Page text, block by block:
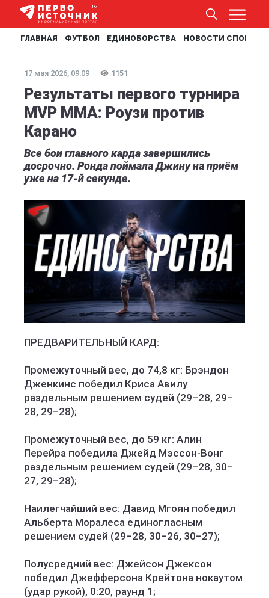
ГЛАВНАЯ ФУТБОЛ ЕДИНОБОРСТВА НОВОСТИ СПОРТА
17 мая 2026, 09:09 1151
Результаты первого турнира
MVP MMA: Роузи против
Карано
Все бои главного карда завершились
досрочно. Ронда поймала Джину на приём
уже на 17-й секунде.
ПРЕДВАРИТЕЛЬНЫЙ КАРД:
Промежуточный вес, до 74,8 кг: Брэндон
Дженкинс победил Криса Авилу
раздельным решением судей (29–28, 29–
28, 29–28);
Промежуточный вес, до 59 кг: Алин
Перейра победила Джейд Мэссон-Вонг
раздельным решением судей (29–28, 30–
27, 29–28);
Наилегчайший вес: Давид Мгоян победил
Альберта Моралеса единогласным
решением судей (29–28, 30–26, 30–27);
Полусредний вес: Джейсон Джексон
победил Джефферсона Крейтона нокаутом
(удар рукой), 0:20, раунд 1;